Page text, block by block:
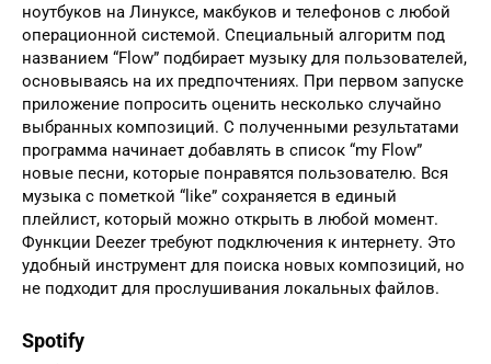
ноутбуков на Линуксе, макбуков и телефонов с любой
операционной системой. Специальный алгоритм под
названием “Flow” подбирает музыку для пользователей,
основываясь на их предпочтениях. При первом запуске
приложение попросить оценить несколько случайно
выбранных композиций. С полученными результатами
программа начинает добавлять в список “my Flow”
новые песни, которые понравятся пользователю. Вся
музыка с пометкой “like” сохраняется в единый
плейлист, который можно открыть в любой момент.
Функции Deezer требуют подключения к интернету. Это
удобный инструмент для поиска новых композиций, но
не подходит для прослушивания локальных файлов.
Spotify